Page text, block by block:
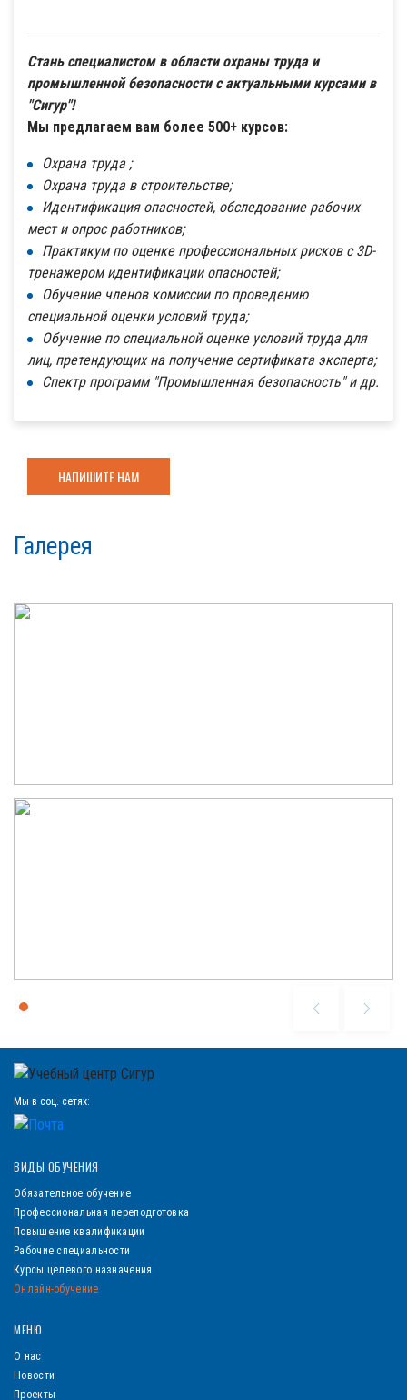
Стань специалистом в области охраны труда и
промышленной безопасности с актуальными курсами в
"Сигур"!
Мы предлагаем вам более 500+ курсов:
Охрана труда ;
Охрана труда в строительстве;
Идентификация опасностей, обследование рабочих
мест и опрос работников;
Практикум по оценке профессиональных рисков с 3D-
тренажером идентификации опасностей;
Обучение членов комиссии по проведению
специальной оценки условий труда;
Обучение по специальной оценке условий труда для
лиц, претендующих на получение сертификата эксперта;
Спектр программ "Промышленная безопасность" и др.
НАПИШИТЕ НАМ
Галерея
Мы в соц. сетях:
ВИДЫ ОБУЧЕНИЯ
Обязательное обучение
Профессиональная переподготовка
Повышение квалификации
Рабочие специальности
Курсы целевого назначения
Онлайн-обучение
МЕНЮ
О нас
Новости
Проекты